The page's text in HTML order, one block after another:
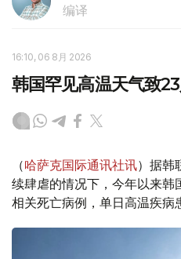
编译
16:10, 06 8月 2026
韩国罕见高温天气致
（哈萨克国际通讯社讯）据韩
续肆虐的情况下，今年以来韩
相关死亡病例，单日高温疾病